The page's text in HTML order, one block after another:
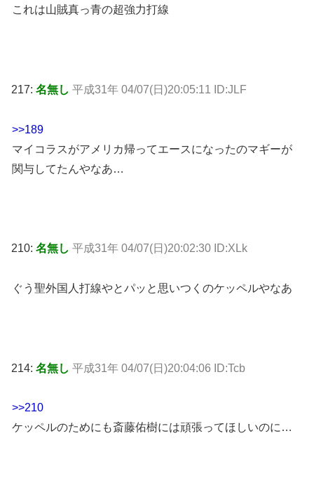
これは山賊真っ青の超強力打線
217: 名無し 平成31年 04/07(日)20:05:11 ID:JLF
>>189
マイコラスがアメリカ帰ってエースになったのマギーが
関与してたんやなあ…
210: 名無し 平成31年 04/07(日)20:02:30 ID:XLk
ぐう聖外国人打線やとパッと思いつくのケッペルやなあ
214: 名無し 平成31年 04/07(日)20:04:06 ID:Tcb
>>210
ケッペルのためにも斎藤佑樹には頑張ってほしいのに…